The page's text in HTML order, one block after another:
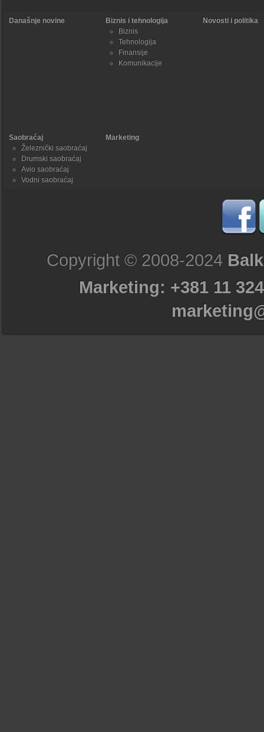
Današnje novine
Biznis i tehnologija
Biznis
Tehnologija
Finansije
Komunikacije
Novosti i politika
Saobraćaj
Železnički saobraćaj
Drumski saobraćaj
Avio saobraćaj
Vodni saobraćaj
Marketing
Copyright © 2008-2024
Marketing: +381 11